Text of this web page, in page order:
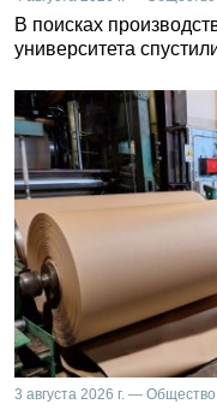
В поисках
университета
3 августа 2026 г. — Общество